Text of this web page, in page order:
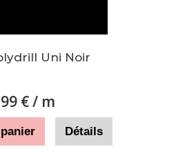
Uni Noir
€/ m
Détails